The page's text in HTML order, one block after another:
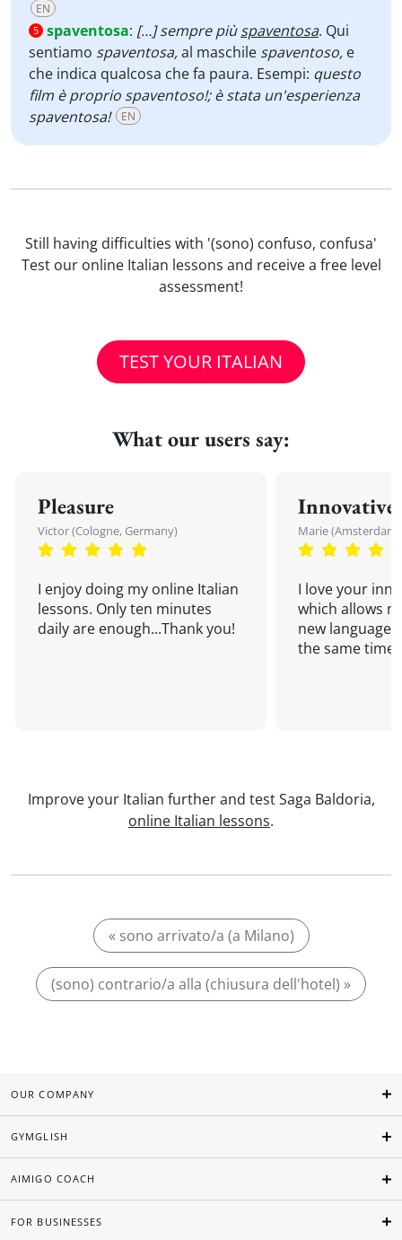
EN
5 spaventosa: […] sempre piùspaventosa. Qui
sentiamo spaventosa,al maschile spaventoso, e
che indica qualcosa che fa paura. Esempi: questo
film è proprio spaventoso!; è stata un'esperienza
spaventosa!
EN
Still having difficulties with '(sono) confuso, confusa'
Test our online Italian lessons and receive a free level
assessment!
TEST YOUR ITALIAN
What our users say:
Pleasure
Victor (Cologne, Germany)
I enjoy doing my online Italian
lessons. Only ten minutes
daily are enough...Thank you!
Innovative
Marie
I love your
which allows
new language
the same time!
Improve your Italian further and test Saga Baldoria,
online Italian lessons.
« sono arrivato/a (a Milano)
(sono) contrario/a alla (chiusura dell'hotel) »
OUR COMPANY
GYMGLISH
AIMIGO COACH
FOR BUSINESSES